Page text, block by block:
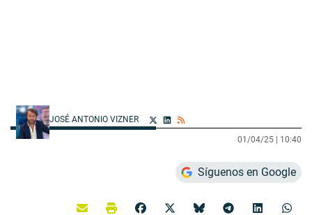
JOSÉ ANTONIO VIZNER
01/04/25 | 10:40
Síguenos en Google